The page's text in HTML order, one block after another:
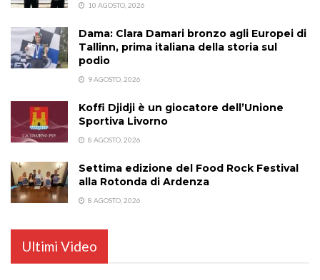
10 AGOSTO, 2026
Dama: Clara Damari bronzo agli Europei di
Tallinn, prima italiana della storia sul
podio
9 AGOSTO, 2026
Koffi Djidji è un giocatore dell’Unione
Sportiva Livorno
8 AGOSTO, 2026
Settima edizione del Food Rock Festival
alla Rotonda di Ardenza
8 AGOSTO, 2026
Ultimi Video